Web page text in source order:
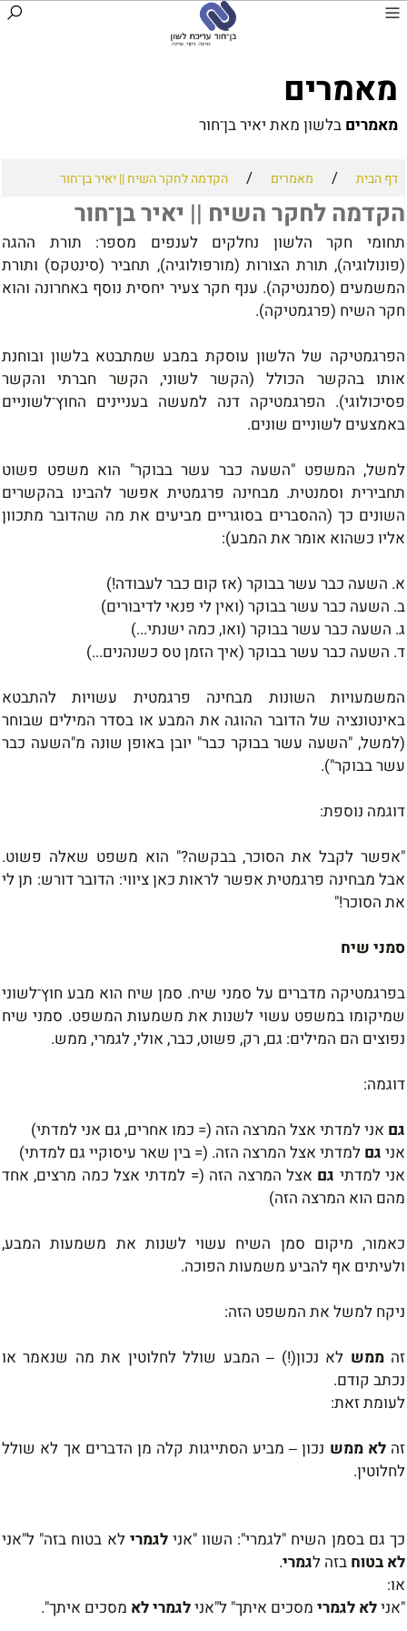
מאמרים
מאמרים בלשון מאת יאיר בן־חור
דף הבית / מאמרים / הקדמה לחקר השיח || יאיר בן־חור
הקדמה לחקר השיח || יאיר בן־חור
תחומי חקר הלשון נחלקים לענפים מספר: תורת ההגה
(פונולוגיה), תורת הצורות (מורפולוגיה), תחביר (סינטקס) ותורת
המשמעים (סמנטיקה). ענף חקר צעיר יחסית נוסף באחרונה והוא
חקר השיח (פרגמטיקה).
הפרגמטיקה של הלשון עוסקת במבע שמתבטא בלשון ובוחנת
אותו בהקשר הכולל (הקשר לשוני, הקשר חברתי והקשר
פסיכולוגי). הפרגמטיקה דנה למעשה בעניינים החוץ־לשוניים
באמצעים לשוניים שונים.
למשל, המשפט "השעה כבר עשר בבוקר" הוא משפט פשוט
תחבירית וסמנטית. מבחינה פרגמטית אפשר להבינו בהקשרים
השונים כך (ההסברים בסוגריים מביעים את מה שהדובר מתכוון
אליו כשהוא אומר את המבע):
א. השעה כבר עשרבבוקר (אז קום כבר לעבודה!)
ב. השעה כבר עשרבבוקר (ואין לי פנאי לדיבורים)
ג. השעה כבר עשרבבוקר (ואו, כמה ישנתי...)
ד. השעה כבר עשרבבוקר (איך הזמן טס כשנהנים...)
המשמעויות השונות
מבחינה פרגמטית עשויות להתבטא
באינטונציה של הדובר ההוגה את המבע או בסדר המילים שבוחר
(למשל, "השעה עשר בבוקר כבר" יובן באופן שונה מ"השעה כבר
עשר בבוקר").
דוגמה נוספת:
"אפשר לקבל את הסוכר,בבקשה?" הוא משפט שאלה פשוט.
אבל מבחינה פרגמטית אפשר לראות כאןציווי: הדובר דורש: תן לי
את הסוכר!"
סמני שיח
בפרגמטיקה מדברים על סמני שיח. סמן שיח הוא מבע חוץ־לשוני
שמיקומו במשפט עשוי לשנות את משמעות המשפט. סמני שיח
נפוצים הם המילים: גם, רק, פשוט, כבר, אולי, לגמרי, ממש.
דוגמה:
גם אני למדתי אצל המרצה הזה (= כמו אחרים, גם אני למדתי)
אני גם למדתי אצל המרצה הזה. (= בין שאר עיסוקיי גם למדתי)
אני למדתי גם אצל המרצה הזה (= למדתי אצל כמה מרצים, אחד
מהם הוא המרצה הזה)
כאמור, מיקום סמן השיח עשוי לשנות את משמעות המבע,
ולעיתים אף להביע משמעות הפוכה.
ניקח למשל את המשפט הזה:
זה ממש לא נכון(!) –המבע שולל לחלוטין את מה שנאמר או
נכתב קודם.
לעומת זאת:
זה לא ממש נכון – מביע הסתייגות קלה מן הדברים אך לא שולל
לחלוטין.
כך גם בסמן השיח "לגמרי": השוו "אני לגמרי לא בטוח בזה" ל"אני
לא בטוח בזה לגמרי.
או:
"אנילא לגמרי מסכים איתך" ל"אנילגמרילא מסכים איתך".